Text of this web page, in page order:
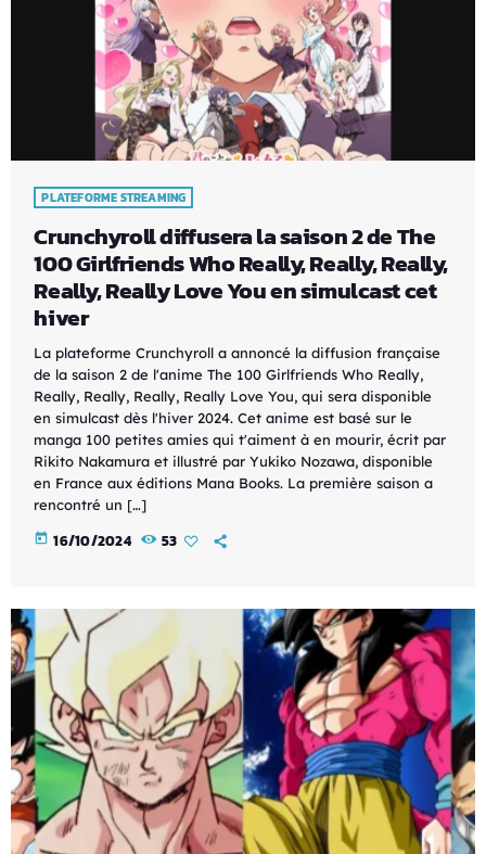
PLATEFORME STREAMING
Crunchyroll diffusera la saison 2 de The
100 Girlfriends Who Really, Really, Really,
Really, Really Love You en simulcast cet
hiver
La plateforme Crunchyroll a annoncé la diffusion française
de la saison 2 de l'anime The 100 Girlfriends Who Really,
Really, Really, Really, Really Love You, qui sera disponible
en simulcast dès l'hiver 2024. Cet anime est basé sur le
manga 100 petites amies qui t'aiment à en mourir, écrit par
Rikito Nakamura et illustré par Yukiko Nozawa, disponible
en France aux éditions Mana Books. La première saison a
rencontré un […]
today 16/10/2024 53